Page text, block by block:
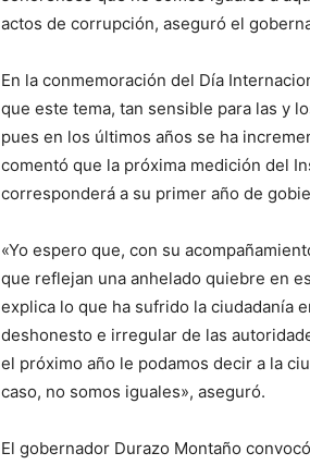
actos de corrupción, aseguró el
En la conmemoración del Día
que este tema, tan sensible para las y
pues en los últimos años se ha
comentó que la próxima medición del
corresponderá a su primer año de
«Yo espero que, con su
que reflejan una anhelado quiebre en
explica lo que ha sufrido la ciudadanía
deshonesto e irregular de las
el próximo año le podamos decir a la
caso, no somos iguales», aseguró.
El gobernador Durazo Montaño